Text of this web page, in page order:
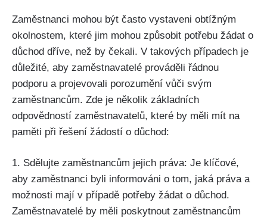
Zaměstnanci mohou být často vystaveni obtížným
okolnostem, které jim mohou způsobit potřebu žádat o
důchod dříve, než by čekali. V takových případech je
důležité, aby zaměstnavatelé prováděli řádnou
podporu a projevovali porozumění vůči svým
zaměstnancům. Zde je několik základních
odpovědností zaměstnavatelů, které by měli mít na
paměti při řešení žádostí o důchod:
1. Sdělujte zaměstnancům jejich práva: Je klíčové,
aby zaměstnanci byli informováni o tom, jaká práva a
možnosti mají v případě potřeby žádat o důchod.
Zaměstnavatelé by měli poskytnout zaměstnancům